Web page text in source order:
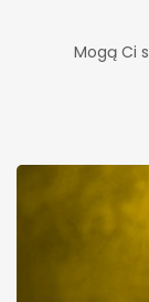
Mogą Ci